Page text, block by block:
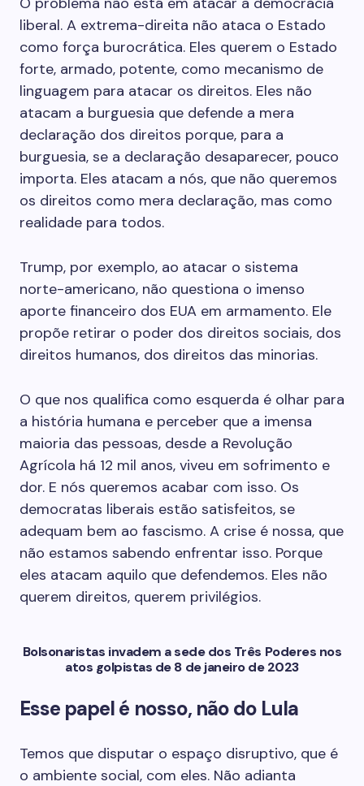
liberal. A extrema-direita não ataca o Estado
como força burocrática. Eles querem o Estado
forte, armado, potente, como mecanismo de
linguagem para atacar os direitos. Eles não
atacam a burguesia que defende a mera
declaração dos direitos porque, para a
burguesia, se a declaração desaparecer, pouco
importa. Eles atacam a nós, que não queremos
os direitos como mera declaração, mas como
realidade para todos.
Trump, por exemplo, ao atacar o sistema
norte-americano, não questiona o imenso
aporte financeiro dos EUA em armamento. Ele
propõe retirar o poder dos direitos sociais, dos
direitos humanos, dos direitos das minorias.
O que nos qualifica como esquerda é olhar para
a história humana e perceber que a imensa
maioria das pessoas, desde a Revolução
Agrícola há 12 mil anos, viveu em sofrimento e
dor. E nós queremos acabar com isso. Os
democratas liberais estão satisfeitos, se
adequam bem ao fascismo. A crise é nossa, que
não estamos sabendo enfrentar isso. Porque
eles atacam aquilo que defendemos. Eles não
querem direitos, querem privilégios.
Bolsonaristas invadem a sede dos Três Poderes nos
atos golpistas de 8 de janeiro de 2023
Esse papel é nosso, não do Lula
Temos que disputar o espaço disruptivo, que é
o ambiente social, com eles. Não adianta